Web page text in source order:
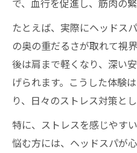
で、血行を促進し、筋肉の
たとえば、実際にヘッドス
の奥の重だるさが取れて視
後は肩まで軽くなり、深い
げられます。こうした体験
り、日々のストレス対策とし
特に、ストレスを感じやす
悩む方には、ヘッドスパが